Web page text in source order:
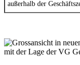
außerhalb der